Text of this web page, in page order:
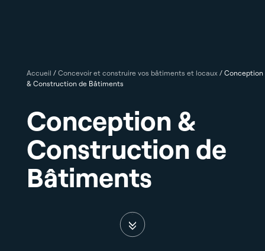
Accueil / Concevoir et construire vos bâtiments et locaux / Conception
& Construction de Bâtiments
Conception &
Construction de
Bâtiments